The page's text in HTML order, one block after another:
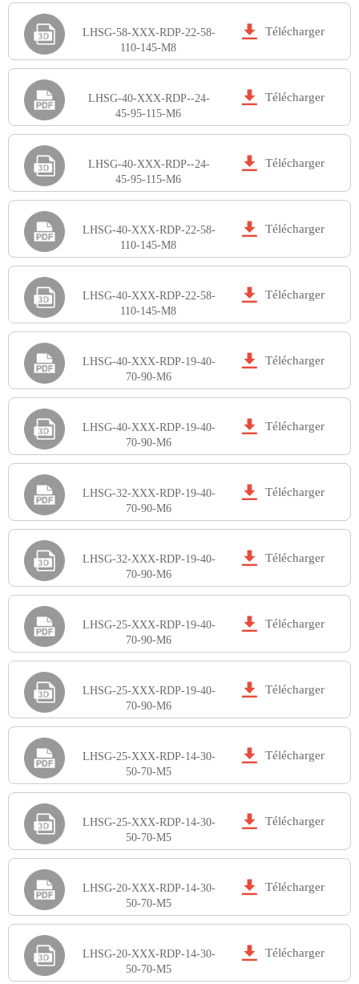
LHSG-58-XXX-RDP-22-58-
110-145-M8
 Télécharger
LHSG-40-XXX-RDP--24-
45-95-115-M6
 Télécharger
LHSG-40-XXX-RDP--24-
45-95-115-M6
 Télécharger
LHSG-40-XXX-RDP-22-58-
110-145-M8
 Télécharger
LHSG-40-XXX-RDP-22-58-
110-145-M8
 Télécharger
LHSG-40-XXX-RDP-19-40-
70-90-M6
 Télécharger
LHSG-40-XXX-RDP-19-40-
70-90-M6
 Télécharger
LHSG-32-XXX-RDP-19-40-
70-90-M6
 Télécharger
LHSG-32-XXX-RDP-19-40-
70-90-M6
 Télécharger
LHSG-25-XXX-RDP-19-40-
70-90-M6
 Télécharger
LHSG-25-XXX-RDP-19-40-
70-90-M6
 Télécharger
LHSG-25-XXX-RDP-14-30-
50-70-M5
 Télécharger
LHSG-25-XXX-RDP-14-30-
50-70-M5
 Télécharger
LHSG-20-XXX-RDP-14-30-
50-70-M5
 Télécharger
LHSG-20-XXX-RDP-14-30-
50-70-M5
 Télécharger